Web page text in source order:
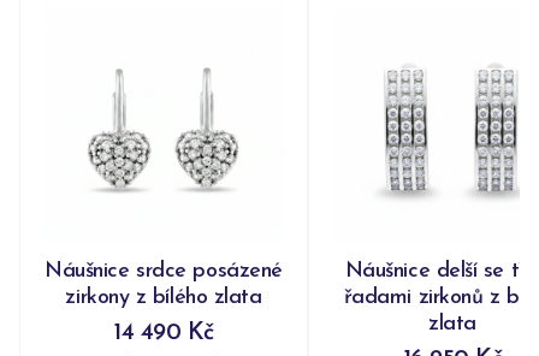
Náušnice srdce posázené
zirkony z bílého zlata
14 490 Kč
Náušnice delší se
řadami zirkonů z
zlata